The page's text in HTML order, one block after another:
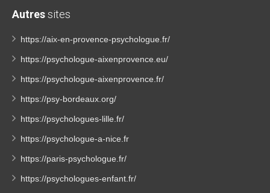
Autressites
https://aix-en-provence-psychologue.fr/
https://psychologue-aixenprovence.eu/
https://psychologue-aixenprovence.fr/
https://psy-bordeaux.org/
https://psychologues-lille.fr/
https://psychologue-a-nice.fr
https://paris-psychologue.fr/
https://psychologues-enfant.fr/